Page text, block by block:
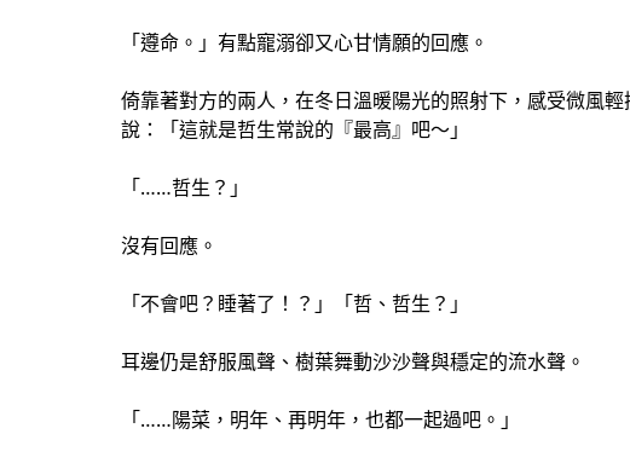
「遵命。」有點寵溺卻又心甘情願的回應。
倚靠著對方的兩人，在冬日溫暖陽光的照射下，感受微風
說：「這就是哲生常說的『最高』吧～」
「……哲生？」
沒有回應。
「不會吧？睡著了！？」「哲、哲生？」
耳邊仍是舒服風聲、樹葉舞動沙沙聲與穩定的流水聲。
「……陽菜，明年、再明年，也都一起過吧。」